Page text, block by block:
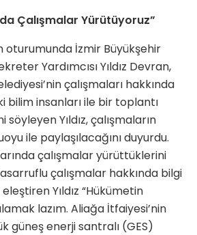
Çalışmalar Yürütüyoruz”
oturumunda İzmir Büyükşehir
Yardımcısı Yıldız Devran,
çalışmaları hakkında
bilim insanları ile bir toplantı
Yıldız, çalışmaların
ile paylaşılacağını duyurdu.
çalışmalar yürüttüklerini
çalışmalar hakkında bilgi
Yıldız “Hükümetin
lazım. Aliağa İtfaiyesi’nin
güneş enerji santralı (GES)